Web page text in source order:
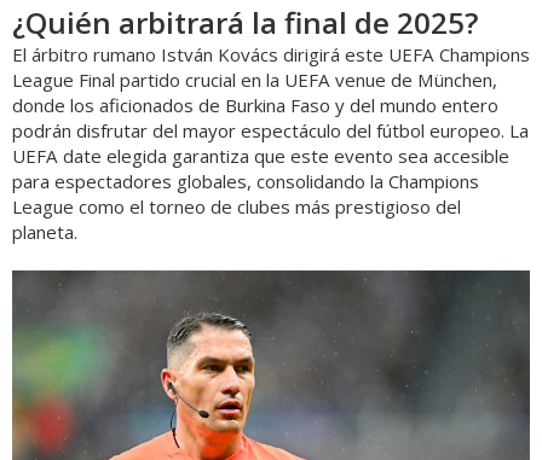
¿Quién arbitrará la final de 2025?
El árbitro rumano István Kovács dirigirá este UEFA Champions
League Final partido crucial en la UEFA venue de München,
donde los aficionados de Burkina Faso y del mundo entero
podrán disfrutar del mayor espectáculo del fútbol europeo. La
UEFA date elegida garantiza que este evento sea accesible
para espectadores globales, consolidando la Champions
League como el torneo de clubes más prestigioso del
planeta.